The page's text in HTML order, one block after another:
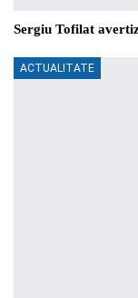
Sergiu Tofilat
ACTUALITATE